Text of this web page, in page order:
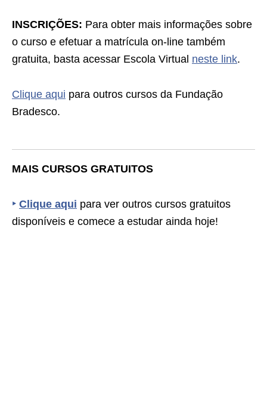
INSCRIÇÕES: Para obter mais informações sobre
o curso e efetuar a matrícula on-line também
gratuita, basta acessar Escola Virtual neste link.
Clique aqui para outros cursos da Fundação
Bradesco.
MAIS CURSOS GRATUITOS
‣ Clique aqui para ver outros cursos gratuitos
disponíveis e comece a estudar ainda hoje!